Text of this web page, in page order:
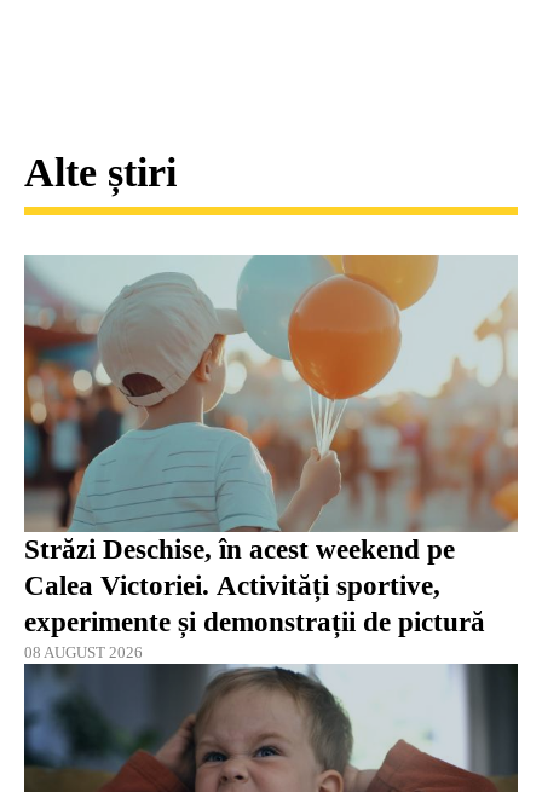
Alte știri
Străzi Deschise, în acest weekend pe
Calea Victoriei. Activități sportive,
experimente și demonstrații de pictură
08 AUGUST 2026